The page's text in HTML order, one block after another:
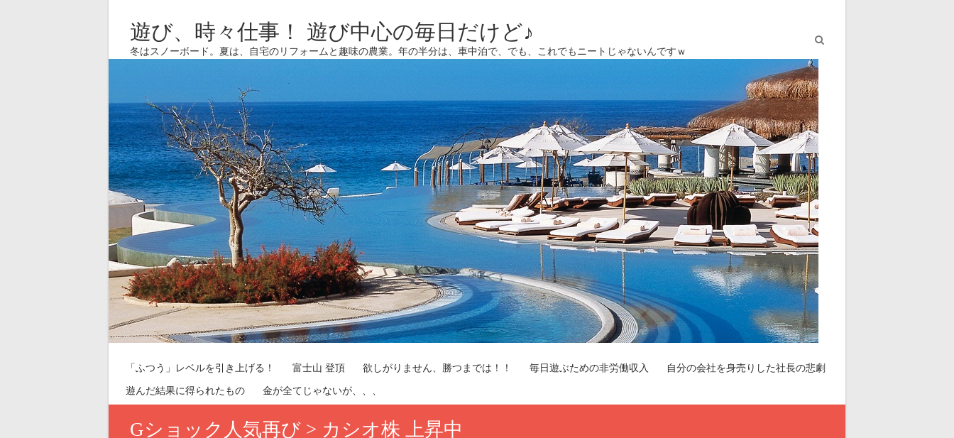
遊び、時々仕事！ 遊び中心の毎日だけど♪
冬はスノーボード。夏は、自宅のリフォームと趣味の農業。年の半分は、車中泊で、でも、これでもニートじゃないんですｗ
「ふつう」レベルを引き上げる！ 富士山 登頂 欲しがりません、勝つまでは！！ 毎日遊ぶための非労働収入 自分の会社を身売りした社長の悲劇
遊んだ結果に得られたもの 金が全てじゃないが、、、
Gショック人気再び > カシオ株 上昇中